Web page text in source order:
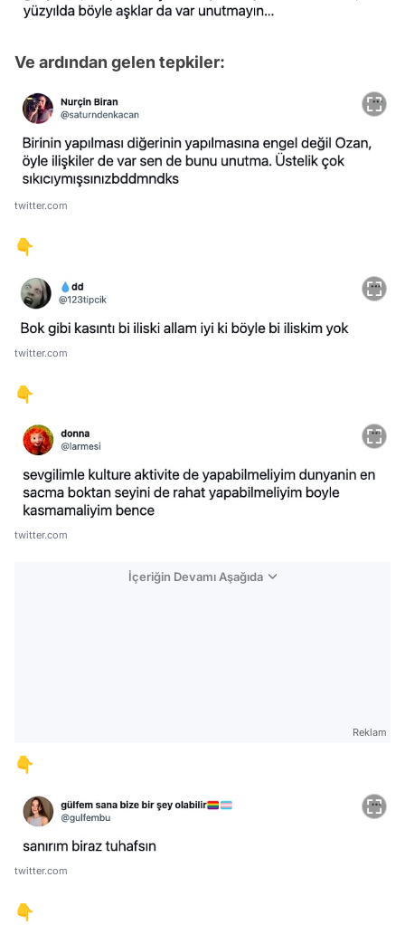
Ve ardından gelen tepkiler:
twitter.com
👇
twitter.com
👇
twitter.com
İçeriğin Devamı Aşağıda
Reklam
👇
twitter.com
👇